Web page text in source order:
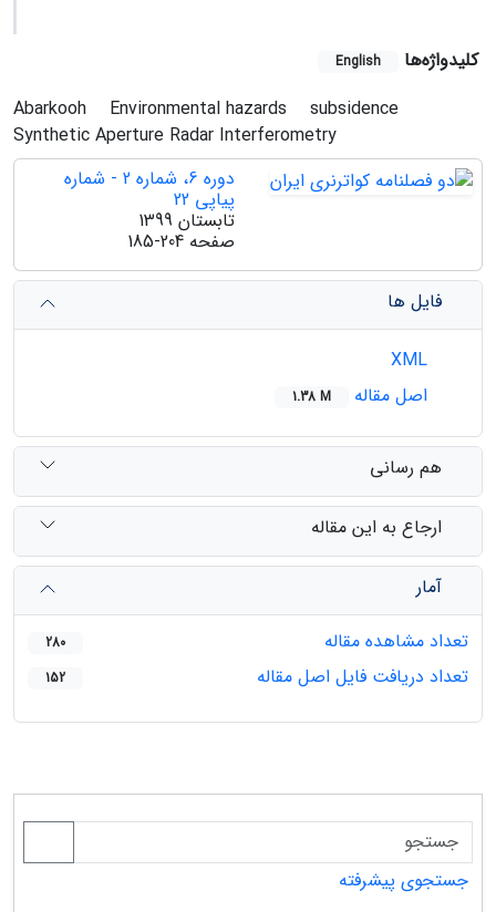
کلیدواژه‌ها English
Abarkooh Environmental hazards
subsidence
Synthetic Aperture Radar Interferometry
دوره 6، شماره 2 - شماره
پیاپی 22
تابستان 1399
صفحه 185-204
فایل ها
اصل مقاله
1.38 M
هم رسانی
ارجاع به این مقاله
آمار
تعداد مشاهده مقاله
280
تعداد دریافت فایل اصل مقاله 152
جستجوی پیشرفته